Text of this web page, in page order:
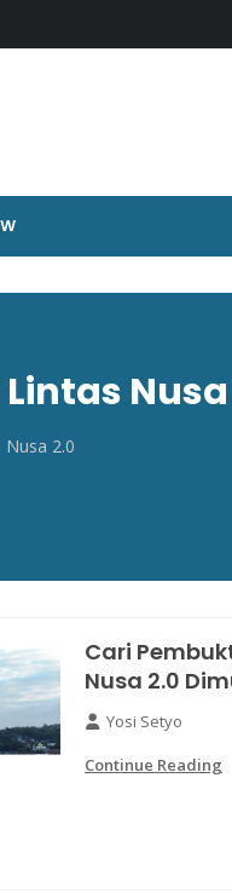
Nusa 2.0
Cari
Nusa 2.0
Yosi Setyo
Continue Reading